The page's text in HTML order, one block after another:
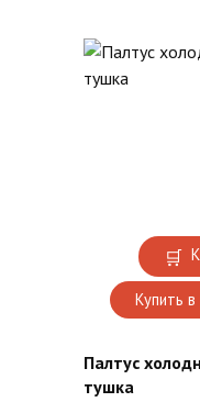
Купить
Палтус
тушка